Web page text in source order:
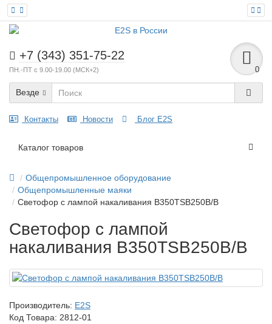
+7 (343) 351-75-22
ПН.-ПТ с 9.00-19.00 (МСК+2) 0
Везде
Контакты Новости Блог E2S
Каталог товаров
Общепромышленное оборудование
Общепромышленные маяки
Светофор c лампой накаливания B350TSB250B/B
Светофор c лампой
накаливания B350TSB250B/B
Производитель: E2S
Код Товара: 2812-01